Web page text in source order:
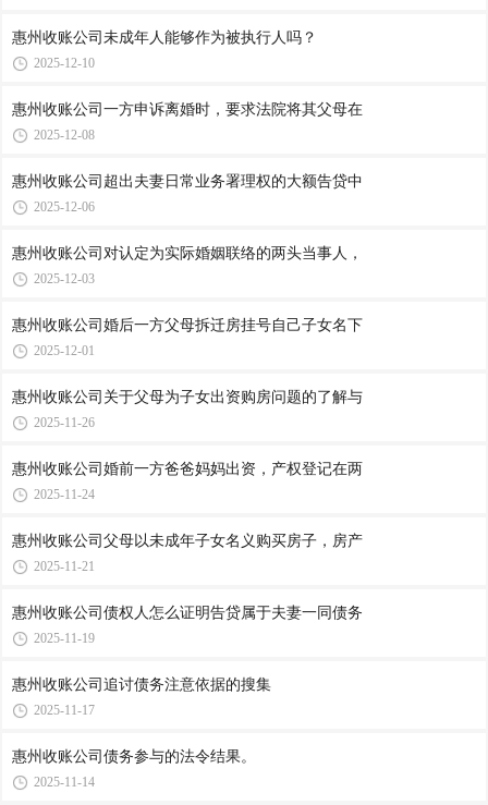
惠州收账公司​未成年人能够作为被执行人吗？
2025-12-10
惠州收账公司​一方申诉离婚时，要求法院将其父母在
2025-12-08
惠州收账公司​超出夫妻日常业务署理权的大额告贷中
2025-12-06
惠州收账公司​对认定为实际婚姻联络的两头当事人，
2025-12-03
惠州收账公司​婚后一方父母拆迁房挂号自己子女名下
2025-12-01
惠州收账公司​关于父母为子女出资购房问题的了解与
2025-11-26
惠州收账公司​婚前一方爸爸妈妈出资，产权登记在两
2025-11-24
惠州收账公司​父母以未成年子女名义购买房子，房产
2025-11-21
惠州收账公司​债权人怎么证明告贷属于夫妻一同债务
2025-11-19
惠州收账公司​追讨债务注意依据的搜集
2025-11-17
惠州收账公司​债务参与的法令结果。
2025-11-14